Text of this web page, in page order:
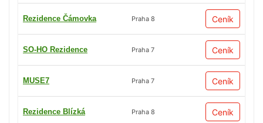
Rezidence Čámovka Praha 8 Ceník
SO-HO Rezidence Praha 7 Ceník
MUSE7 Praha 7 Ceník
Rezidence Blízká Praha 8 Ceník